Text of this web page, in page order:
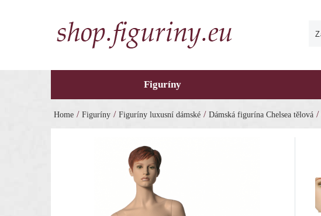
Figuríny
Home / Figuríny / Figuríny luxusní dámské / Dámská figurína Chelsea tělová /